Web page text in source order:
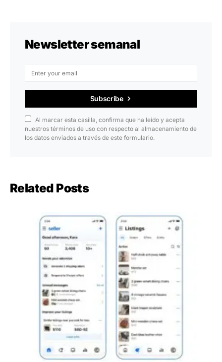
Newsletter semanal
Subscribe
Al marcar esta casilla, confirma que ha leído y acepta
nuestros términos de uso con respecto al almacenamiento de
los datos enviados a través de este formulario.
Related Posts